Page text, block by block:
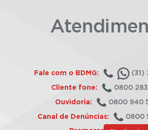
Fale com o BDMG: (31)
Cliente fone: 0800
Ouvidoria: 0800 940
Canal de Denúncias: 0800